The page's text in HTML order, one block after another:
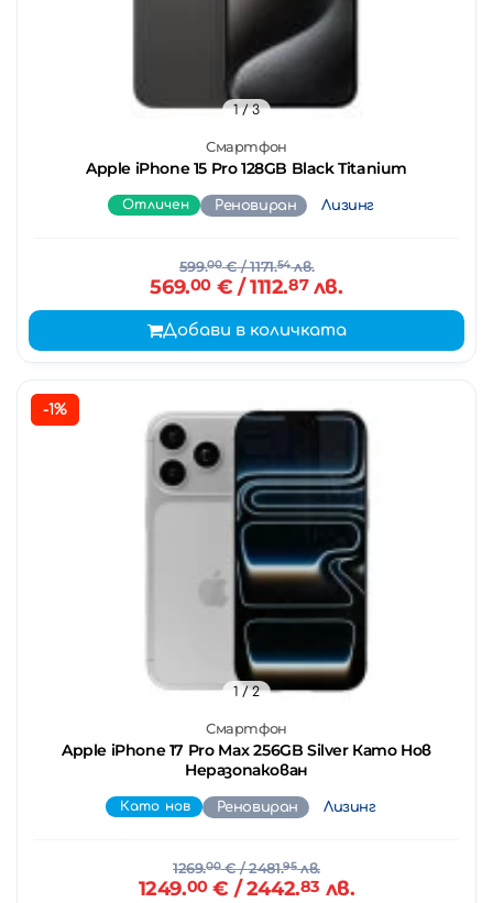
Смартфон
Apple iPhone 15 Pro 128GB Black Titanium
1/ 3
Отличен Реновиран Лизинг
599.00€/ 1171.54лв.
569.00€ / 1112.87лв.
Добави в количката
-1%
Смартфон
Apple iPhone 17 Pro Max 256GB Silver Като Нов
Неразопакован
1 / 2
Като нов Реновиран Лизинг
1269.00€/ 2481.95лв.
1249.00€ / 2442.83 лв.